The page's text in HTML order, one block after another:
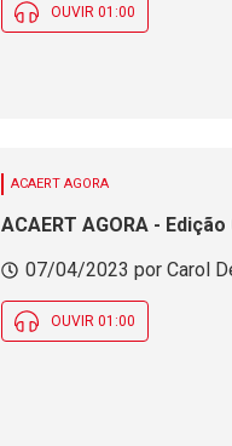
OUVIR 01:00
ACAERT AGORA
ACAERT AGORA -
07/04/2023 por Carol
OUVIR 01:00